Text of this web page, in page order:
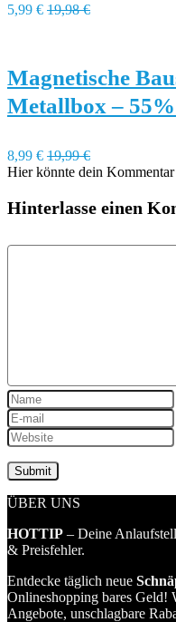
5,99 € 19,98 €
Magnetische
Metallbox –
8,99 € 19,99 €
Hier könnte dein Kommentar
Hinterlasse einen
ÜBER UNS
HOTTIP – Deine
& Preisfehler.
Entdecke täglich neue
Onlineshopping bares Geld!
Angebote, unschlagbare